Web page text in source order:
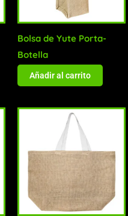
Bolsa de Yute Porta-
Botella
Añadir al carrito